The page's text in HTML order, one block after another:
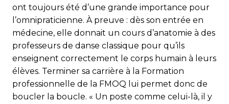
ont toujours été d’une grande importance pour
l’omnipraticienne. À preuve : dès son entrée en
médecine, elle donnait un cours d’anatomie à des
professeurs de danse classique pour qu’ils
enseignent correctement le corps humain à leurs
élèves. Terminer sa carrière à la Formation
professionnelle de la FMOQ lui permet donc de
boucler la boucle. « Un poste comme celui-là, il y